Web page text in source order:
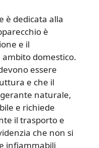
è dedicata alla
è
e il
domestico.
essere
e che il
naturale,
e richiede
il trasporto e
che non si
infiammabili